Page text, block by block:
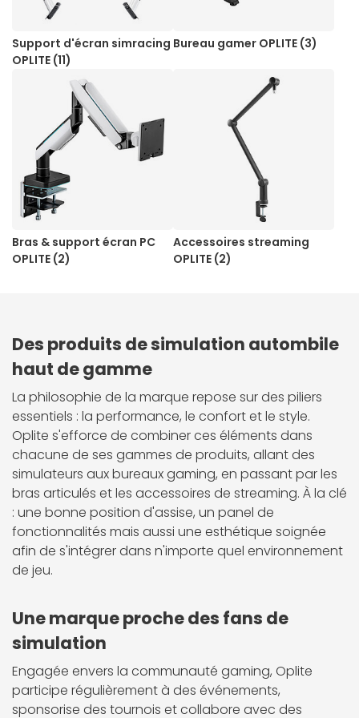
Support d'écran simracing
OPLITE (11)
Bureau gamer OPLITE (3)
Bras & support écran PC
OPLITE (2)
Accessoires streaming
OPLITE (2)
Des produits de simulation autombile
haut de gamme
La philosophie de la marque repose sur des piliers
essentiels : la performance, le confort et le style.
Oplite s'efforce de combiner ces éléments dans
chacune de ses gammes de produits, allant des
simulateurs aux bureaux gaming, en passant par les
bras articulés et les accessoires de streaming. À la clé
: une bonne position d'assise, un panel de
fonctionnalités mais aussi une esthétique soignée
afin de s'intégrer dans n'importe quel environnement
de jeu.
Une marque proche des fans de
simulation
Engagée envers la communauté gaming, Oplite
participe régulièrement à des événements,
sponsorise des tournois et collabore avec des